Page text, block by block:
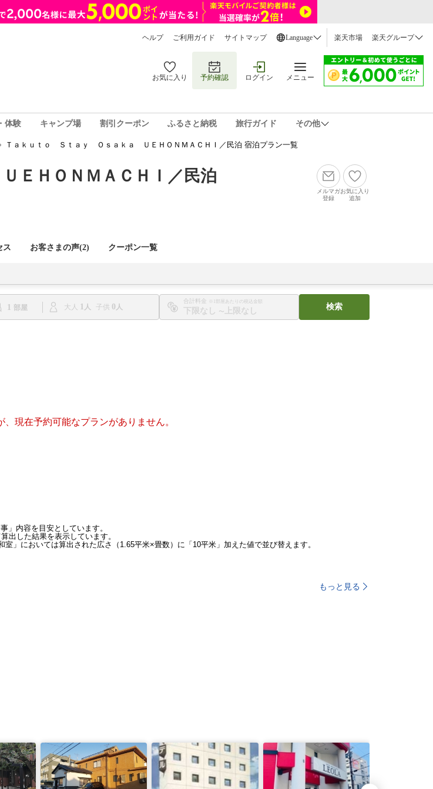
ヘルプ ご利用ガイド サイトマップ Language 楽天市場 楽天グループ
お気に入り 予約確認 ログイン メニュー
体験 キャンプ場 割引クーポン ふるさと納税 旅行ガイド その他
Ｔａｋｕｔｏ Ｓｔａｙ Ｏｓａｋａ ＵＥＨＯＮＭＡＣＨＩ／民泊 宿泊プラン一覧
ＨＯＮＭＡＣＨＩ／民泊
メルマガ
登録
お気に入り
追加
ス お客さまの声(2) クーポン一覧
1 大人 1 子供 0
合計料金 ※1部屋あたりの税込金額
〜
検索
現在予約可能なプランがありません。
」内容を目安としています。
出した結果を表示しています。
」においては算出された広さ（1.65平米×畳数）に「10平米」加えた値で並び替えます。
もっと見る